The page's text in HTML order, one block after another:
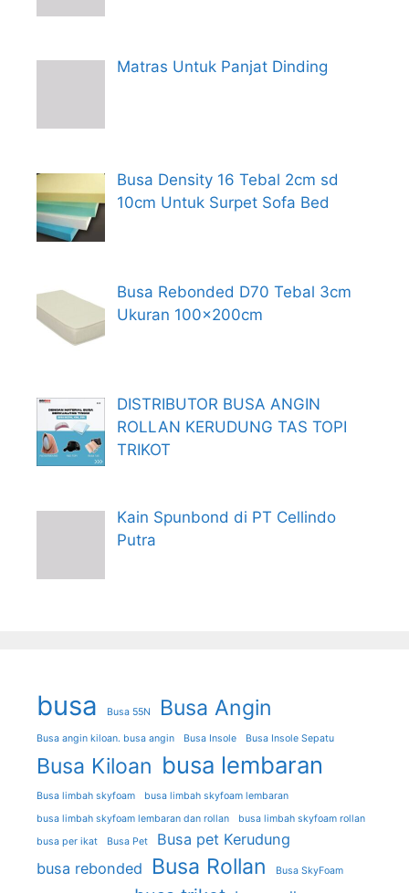
Matras Untuk Panjat Dinding
Busa Density 16 Tebal 2cm sd
10cm Untuk Surpet Sofa Bed
Busa Rebonded D70 Tebal 3cm
Ukuran 100x200cm
DISTRIBUTOR BUSA ANGIN
ROLLAN KERUDUNG TAS TOPI
TRIKOT
Kain Spunbond di PT Cellindo
Putra
busa Busa 55N Busa Angin
Busa angin kiloan. busa angin Busa Insole Busa Insole Sepatu
Busa Kiloan busa lembaran
Busa limbah skyfoam
busa limbah skyfoam lembaran
busa limbah skyfoam lembaran dan rollan
busa limbah skyfoam rollan
busa per ikat
Busa Pet
Busa pet Kerudung
busa rebonded
Busa Rollan Busa SkyFoam